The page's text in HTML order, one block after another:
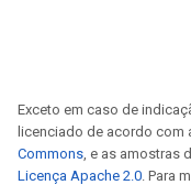
Exceto em caso de
licenciado de acordo com
Commons, e as amostras
Licença Apache 2.0. Para